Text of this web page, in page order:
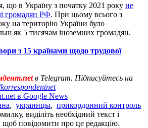
що в Україну з початку 2021 року не
громадян РФ. При цьому всього з
на територію України було
як 5 тисячам іноземних громадян.
з 15 країнами щодо трудової
в Telegram. Підписуйтесь на
в Google News
, украинцы, прикордонний контроль
виділіть необхідний текст і
щоб повідомити про це редакцію.